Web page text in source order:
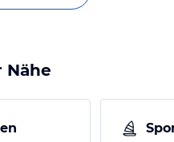
Nähe